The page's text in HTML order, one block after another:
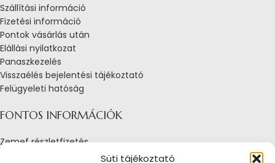
Süti tájékoztató
Szállítási információ
Fizetési információ
Pontok vásárlás után
Elállási nyilatkozat
Panaszkezelés
Visszaélés bejelentési tájékoztató
Felügyeleti hatóság
FONTOS INFORMÁCIÓK
Zemef részletfizetés
Adatkezelési tájékoztató